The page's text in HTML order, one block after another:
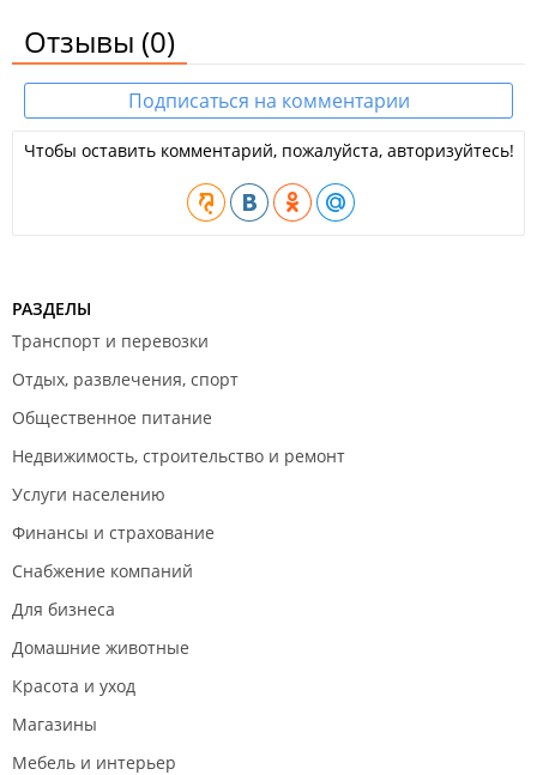
Отзывы (0)
Подписаться на комментарии
Чтобы оставить комментарий, пожалуйста, авторизуйтесь!
РАЗДЕЛЫ
Транспорт и перевозки
Отдых, развлечения, спорт
Общественное питание
Недвижимость, строительство и ремонт
Услуги населению
Финансы и страхование
Снабжение компаний
Для бизнеса
Домашние животные
Красота и уход
Магазины
Мебель и интерьер